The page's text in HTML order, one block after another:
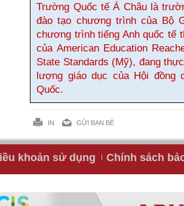
Trường Quốc tế Á Châu là
đào tạo chương trình của Bộ
chương trình tiếng Anh quốc tế
của American Education
State Standards (Mỹ), đang
lượng giáo dục của Hội đồng
Quốc.
IN GỬI BẠN BÈ
khoản sử dụng Chính sách